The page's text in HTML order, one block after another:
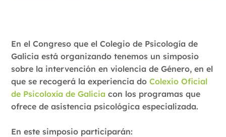
En el Congreso que el Colegio de Psicología de
Galicia está organizando tenemos un simposio
sobre la intervención en violencia de Género, en el
que se recogerá la experiencia doColexio Oficial
de Psicoloxía de Galicia con los programas que
ofrece de asistencia psicológica especializada.
En este simposio participarán: